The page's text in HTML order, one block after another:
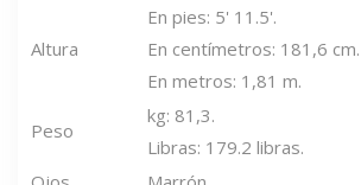
Altura
En pies: 5' 11.5'.
En centímetros: 181,6 cm.
En metros: 1,81 m.
Peso
kg: 81,3.
Libras: 179.2 libras.